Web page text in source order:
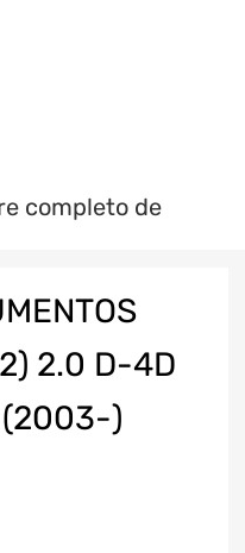
2.0 D-4D
(2003-)